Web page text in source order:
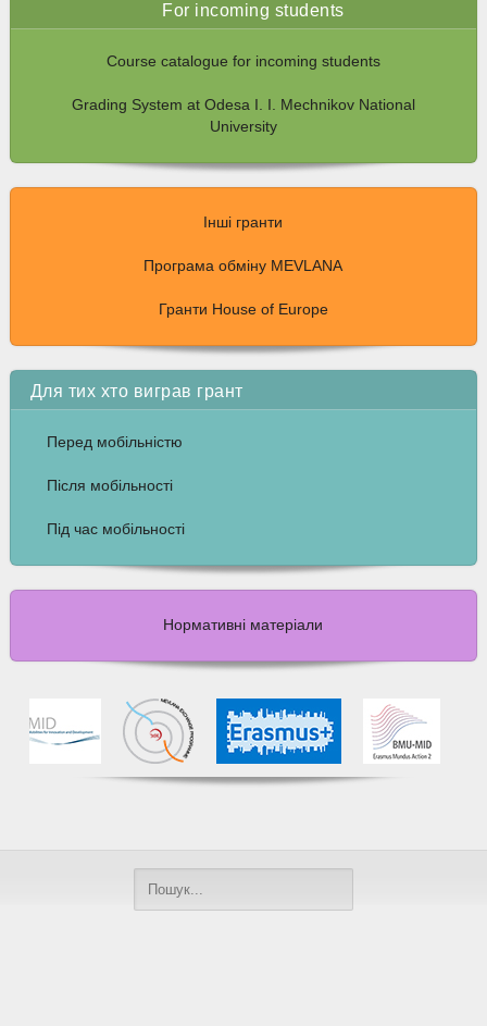
For incoming students
Course catalogue for incoming students
Grading System at Odesa I. I. Mechnikov National
University
Інші гранти
Програма обміну MEVLANA
Гранти House of Europe
Для тих хто виграв грант
Перед мобільністю
Після мобільності
Під час мобільності
Нормативні матеріали